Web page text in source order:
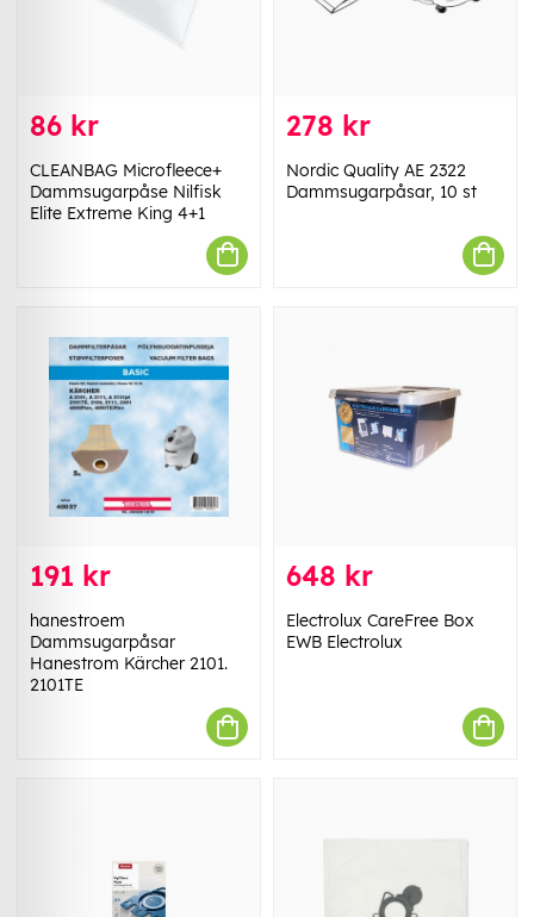
86 kr
CLEANBAG Microfleece+
Dammsugarpåse Nilfisk
Elite Extreme King 4+1
278 kr
Nordic Quality AE 2322
Dammsugarpåsar, 10 st
191 kr
hanestroem
Dammsugarpåsar
Hanestrom Kärcher 2101.
2101TE
648 kr
Electrolux CareFree Box
EWB Electrolux